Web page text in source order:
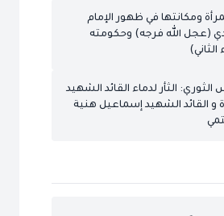
ومكانتها في ظهور الإمام
(عجل الله فرجه) وحكومته
الثاني)
الثوري: الثأر لدماء القائد الشهيد
و القائد الشهيد إسماعيل هنية